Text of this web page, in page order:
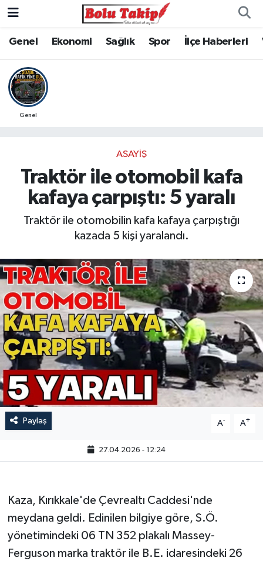
Genel Ekonomi Sağlık Spor İlçe Haberleri
Genel
ASAYIŞ
Traktör ile otomobil kafa
kafaya çarpıştı: 5 yaralı
Traktör ile otomobilin kafa kafaya çarpıştığı
kazada 5 kişi yaralandı.
Paylaş A- A+
27.04.2026 - 12:24
Kaza, Kırıkkale'de Çevrealtı Caddesi'nde
meydana geldi. Edinilen bilgiye göre, S.Ö.
yönetimindeki 06 TN 352 plakalı Massey-
Ferguson marka traktör ile B.E. idaresindeki 26